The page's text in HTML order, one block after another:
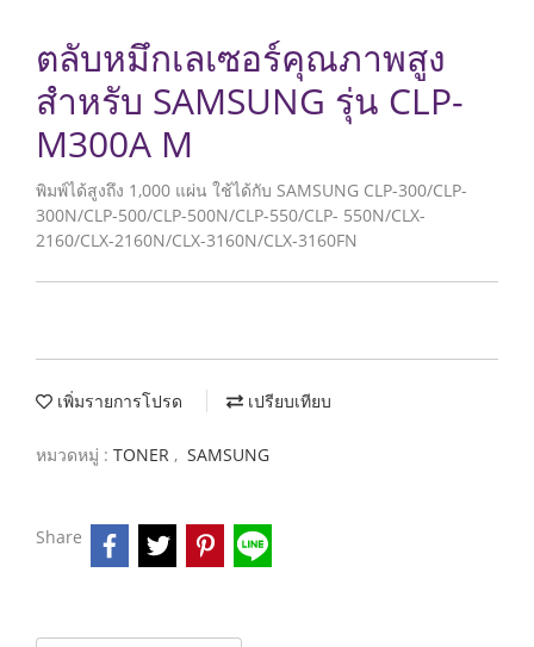
ตลับหมึกเลเซอร์คุณภาพสูง
สำหรับ SAMSUNG รุ่น CLP-
M300A M
พิมพ์ได้สูงถึง 1,000 แผ่น ใช้ได้กับ SAMSUNG CLP-300/CLP-
300N/CLP-500/CLP-500N/CLP-550/CLP- 550N/CLX-
2160/CLX-2160N/CLX-3160N/CLX-3160FN
เพิ่มรายการโปรด เปรียบเทียบ
หมวดหมู่ : TONER , SAMSUNG
Share